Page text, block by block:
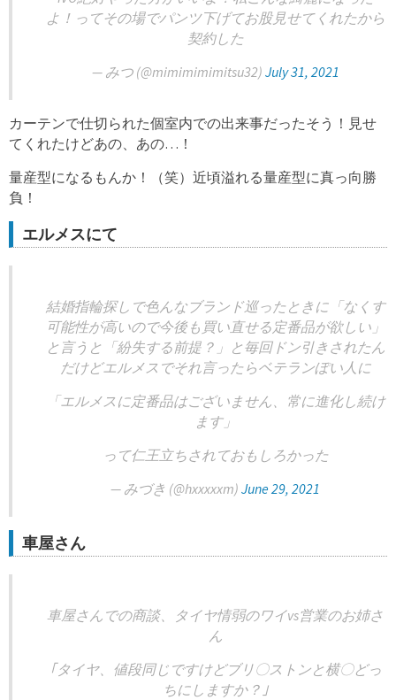
よ！ってその場でパンツ下げてお股見せてくれたから
契約した
— みつ (@mimimimimitsu32) July 31, 2021
カーテンで仕切られた個室内での出来事だったそう！見せ
てくれたけどあの、あの…！
量産型になるもんか！（笑）近頃溢れる量産型に真っ向勝
負！
エルメスにて
結婚指輪探しで色んなブランド巡ったときに「なくす
可能性が高いので今後も買い直せる定番品が欲しい」
と言うと「紛失する前提？」と毎回ドン引きされたん
だけどエルメスでそれ言ったらベテランぽい人に
「エルメスに定番品はございません、常に進化し続け
ます」
って仁王立ちされておもしろかった
— みづき (@hxxxxxm) June 29, 2021
車屋さん
車屋さんでの商談、タイヤ情弱のワイvs営業のお姉さ
ん
｢タイヤ、値段同じですけどブリ〇ストンと横〇どっ
ちにしますか？｣